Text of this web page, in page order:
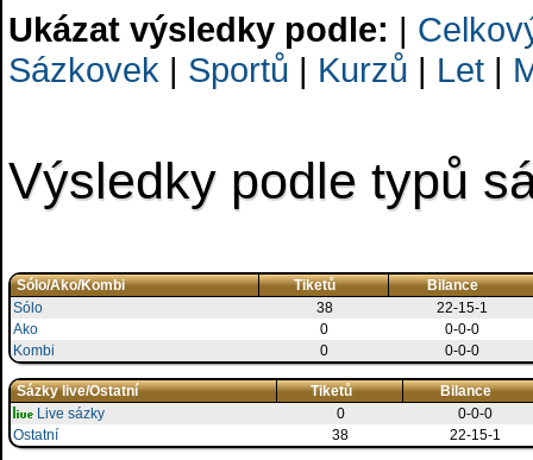
Ukázat výsledky podle: |
Sázkovek | Sportů | Kurzů | Let |
Výsledky podle typů
Sólo/Ako/Kombi Tiketů
Bilance
Sólo
38
22-15-1
Ako
0
0-0-0
Kombi
0 0-0-0
Sázky live/Ostatní Tiketů
Bilance
Live sázky
0
0-0-0
Ostatní
38 22-15-1